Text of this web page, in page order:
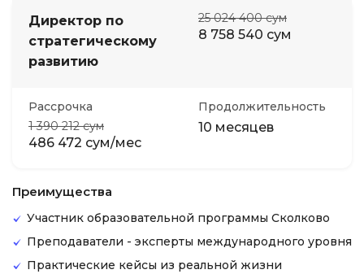
Директор по
стратегическому
развитию
25 024 400 сум
8 758 540 сум
Рассрочка
1 390 212 сум
486 472 сум/мес
Продолжительность
10 месяцев
Преимущества
Участник образовательной программы Сколково
Преподаватели - эксперты международного уровня
Практические кейсы из реальной жизни